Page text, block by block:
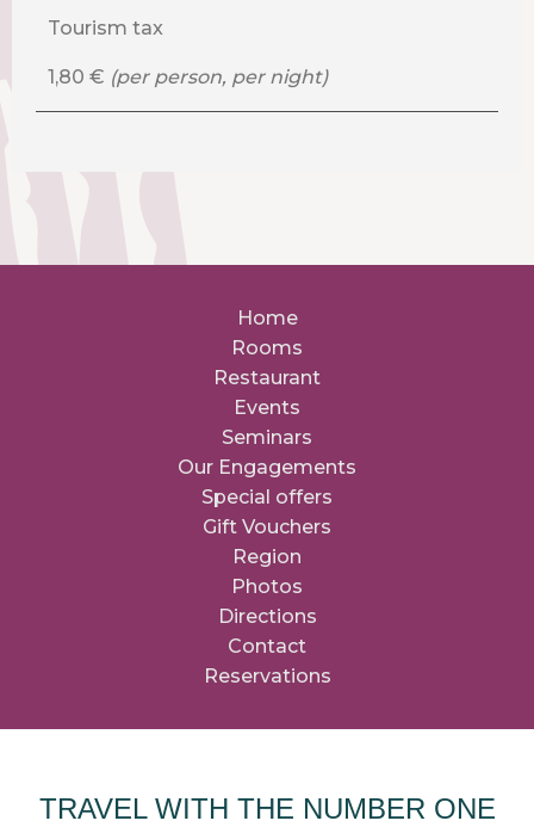
Tourism tax
1,80 € (per person, per night)
Home
Rooms
Restaurant
Events
Seminars
Our Engagements
Special offers
Gift Vouchers
Region
Photos
Directions
Contact
Reservations
TRAVEL WITH THE NUMBER ONE